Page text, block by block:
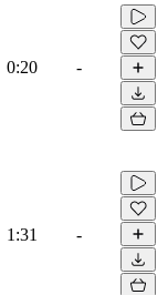
0:20 -
1:31 -